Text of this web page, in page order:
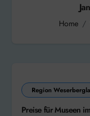
Home
Region
Preise für Museen